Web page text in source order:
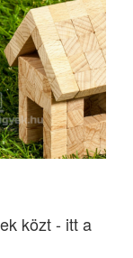
közt - itt a